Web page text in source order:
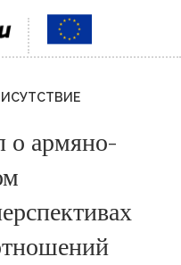
о армяно-